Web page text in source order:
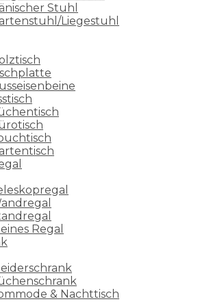
Stuhl
Liegestuhl
Regal
& Nachttisch